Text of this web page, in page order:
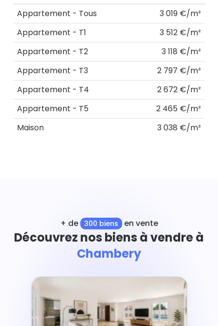
Appartement - Tous
3 019 €/m²
Appartement - T1
3 512 €/m²
Appartement - T2
3 118 €/m²
Appartement - T3
2 797 €/m²
Appartement - T4
2 672 €/m²
Appartement - T5
2 465 €/m²
Maison
3 038 €/m²
+ de 300 biens en vente
Découvrez nos biens à vendre à
Chambery